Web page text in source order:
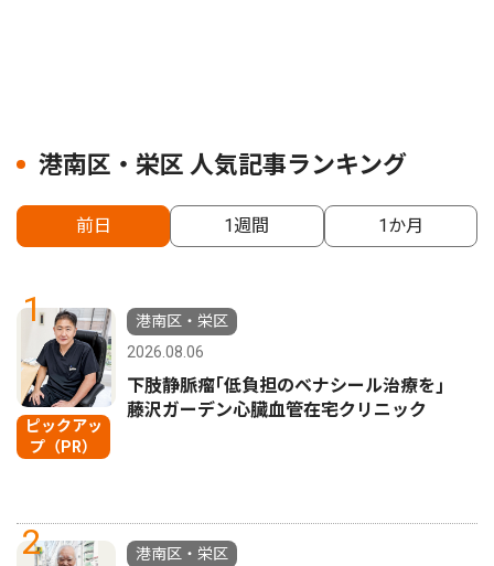
港南区・栄区 人気記事ランキング
前日 1週間 1か月
1
ピックアッ
プ（PR）
港南区・栄区
2026.08.06
下肢静脈瘤｢低負担のベナシール治療を｣
藤沢ガーデン心臓血管在宅クリニック
2
港南区・栄区